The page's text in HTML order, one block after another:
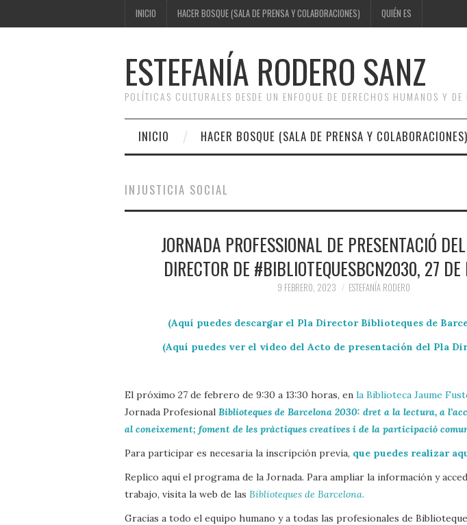
INICIO HACER BOSQUE (SALA DE PRENSA Y COLABORACIONES) QUIÉN ES
ESTEFANÍA RODERO SANZ
POLÍTICAS CULTURALES DESDE UN ENFOQUE DE DERECHOS HUMANOS Y DE
INICIO HACER BOSQUE (SALA DE PRENSA Y COLABORACIONES)
INJUSTICIA SOCIAL
JORNADA PROFESSIONAL DE PRESENTACIÓ
DIRECTOR DE #BIBLIOTEQUESBCN2030, 27 DE
9 FEBRERO, 2023 ESTEFANÍA RODERO
(Aquí puedes descargar el Pla Director Biblioteques de
(Aquí puedes ver el video del Acto de presentación del Pla
El próximo 27 de febrero de 9:30 a 13:30 horas, en la Biblioteca Jaume
Jornada Profesional Biblioteques de Barcelona 2030: dret a la lectura, a
al coneixement; foment de les pràctiques creatives i de la participació
Para participar es necesaria la inscripción previa, que puedes realizar
Replico aquí el programa de la Jornada. Para ampliar la información y
trabajo, visita la web de las Biblioteques de Barcelona.
Gracias a todo el equipo humano y a todas las profesionales de